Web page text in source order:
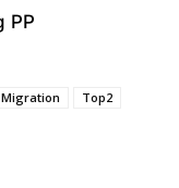
PP
Migration
Top2